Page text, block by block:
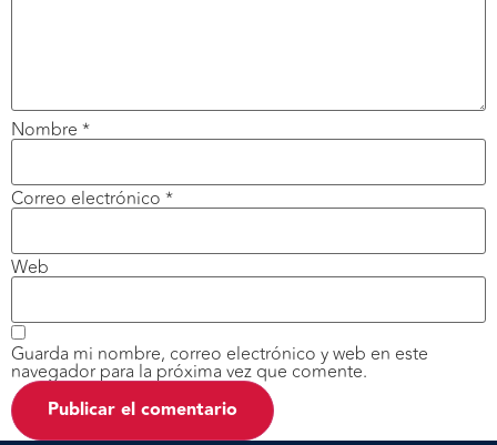
Nombre *
Correo electrónico *
Web
Guarda mi nombre, correo electrónico y web en este
navegador para la próxima vez que comente.